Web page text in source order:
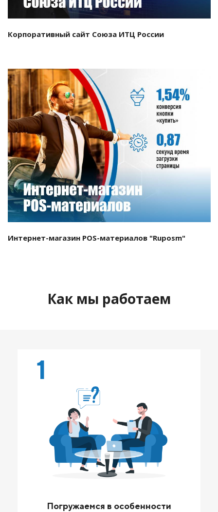
Корпоративный сайт Союза ИТЦ России
Смотреть проект
Интернет-магазин POS-материалов "Ruposm"
Как мы работаем
1
Погружаемся в особенности